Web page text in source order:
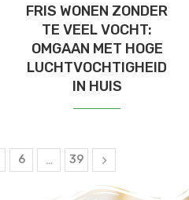
FRIS WONEN ZONDER
TE VEEL VOCHT:
OMGAAN MET HOGE
LUCHTVOCHTIGHEID
IN HUIS
6 … 39